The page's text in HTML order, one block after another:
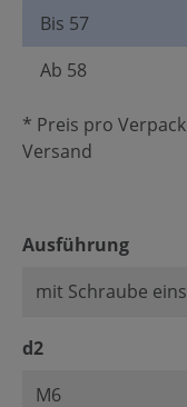
Bis 57
Ab 58
* Preis pro
Versand
Ausführung
d2auswählen